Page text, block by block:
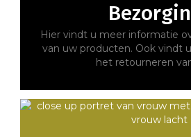
Hier vindt u meer informatie
van uw producten. Ook vindt
het retourneren